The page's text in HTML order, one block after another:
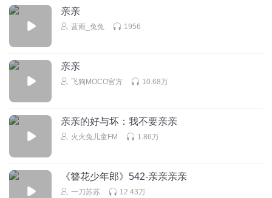
亲亲
蓝雨_兔兔 1956
亲亲
飞狗MOCO官方 10.68万
亲亲的好与坏：我不要亲亲
火火兔儿童FM 1.86万
《簪花少年郎》542-亲亲亲亲
一刀苏苏 12.43万